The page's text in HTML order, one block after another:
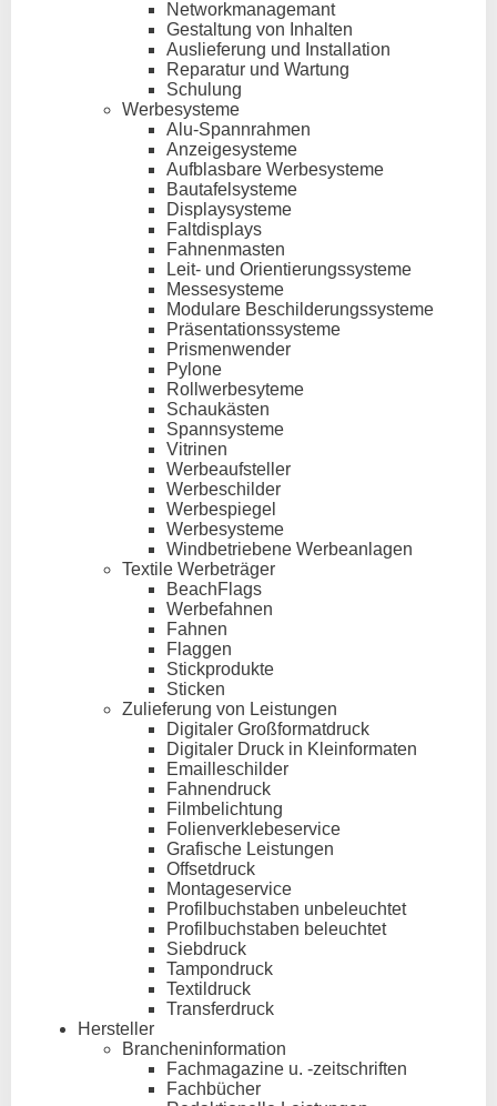
Networkmanagemant
Gestaltung von Inhalten
Auslieferung und Installation
Reparatur und Wartung
Schulung
Werbesysteme
Alu-Spannrahmen
Anzeigesysteme
Aufblasbare Werbesysteme
Bautafelsysteme
Displaysysteme
Faltdisplays
Fahnenmasten
Leit- und Orientierungssysteme
Messesysteme
Modulare Beschilderungssysteme
Präsentationssysteme
Prismenwender
Pylone
Rollwerbesyteme
Schaukästen
Spannsysteme
Vitrinen
Werbeaufsteller
Werbeschilder
Werbespiegel
Werbesysteme
Windbetriebene Werbeanlagen
Textile Werbeträger
BeachFlags
Werbefahnen
Fahnen
Flaggen
Stickprodukte
Sticken
Zulieferung von Leistungen
Digitaler Großformatdruck
Digitaler Druck in Kleinformaten
Emailleschilder
Fahnendruck
Filmbelichtung
Folienverklebeservice
Grafische Leistungen
Offsetdruck
Montageservice
Profilbuchstaben unbeleuchtet
Profilbuchstaben beleuchtet
Siebdruck
Tampondruck
Textildruck
Transferdruck
Hersteller
Brancheninformation
Fachmagazine u. -zeitschriften
Fachbücher